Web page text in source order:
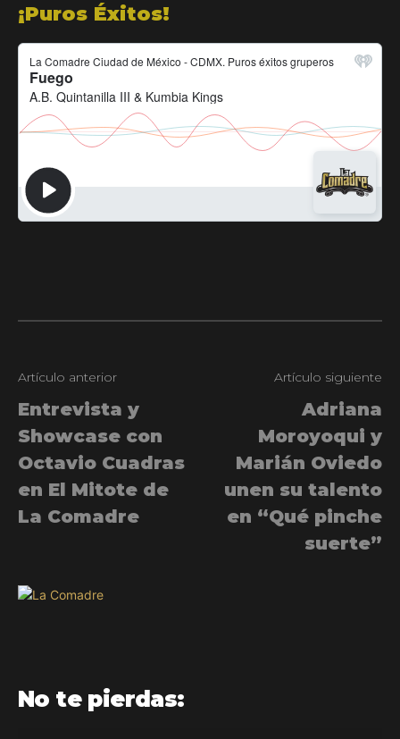
¡Puros Éxitos!
Artículo anterior
Entrevista y
Showcase con
Octavio Cuadras
en El Mitote de
La Comadre
Artículo siguiente
Adriana
Moroyoqui y
Marián Oviedo
unen su talento
en “Qué pinche
suerte”
No te pierdas: